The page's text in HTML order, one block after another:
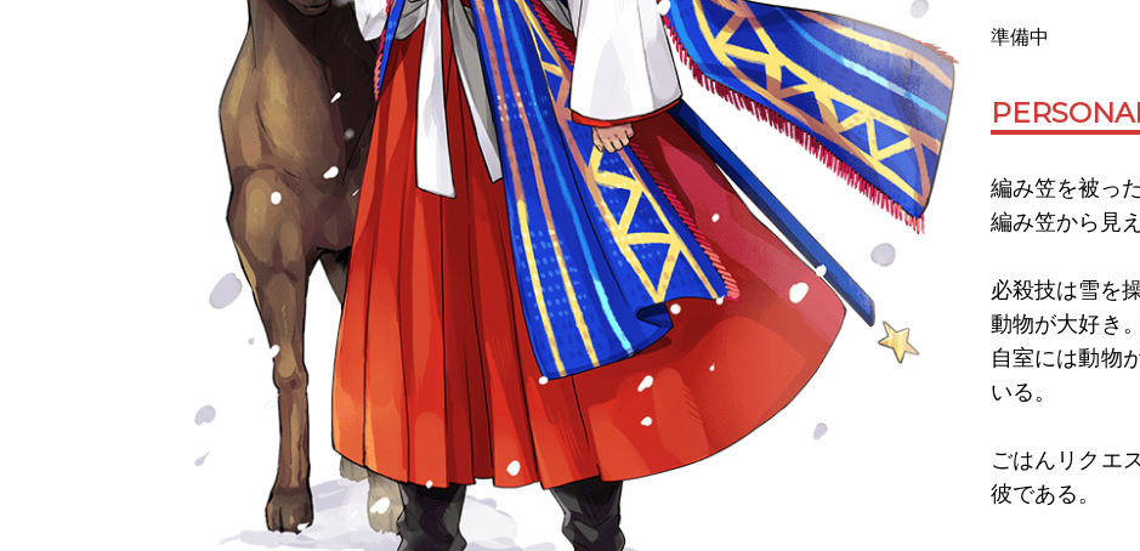
準備中
編み笠を被っ
編み笠から見
必殺技は雪を
動物が大好き
自室には動物
いる。
ごはんリクエ
彼である。